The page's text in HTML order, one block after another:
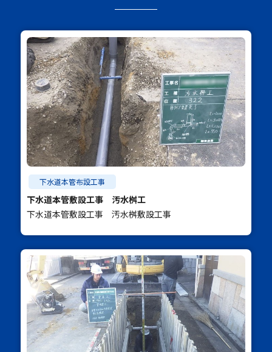
下水道本管布設工事
下水道本管敷設工事 汚水桝工
下水道本管敷設工事 汚水桝敷設工事